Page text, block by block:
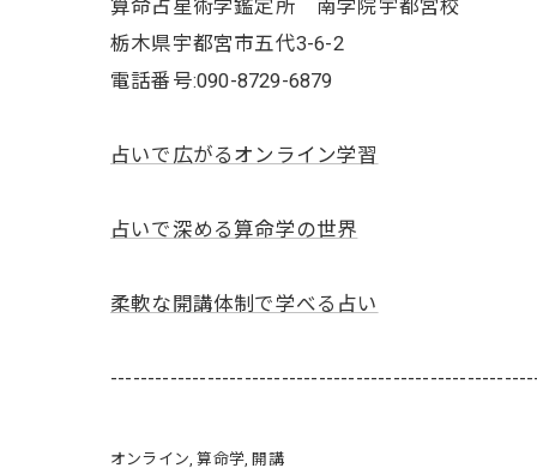
算命占星術学鑑定所 南学院宇都宮校
栃木県宇都宮市五代3-6-2
電話番号:090-8729-6879
占いで広がるオンライン学習
占いで深める算命学の世界
柔軟な開講体制で学べる占い
オンライン 算命学 開講